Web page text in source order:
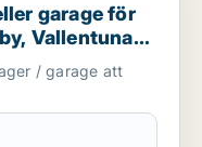
garage för
Vallentuna
/ garage att